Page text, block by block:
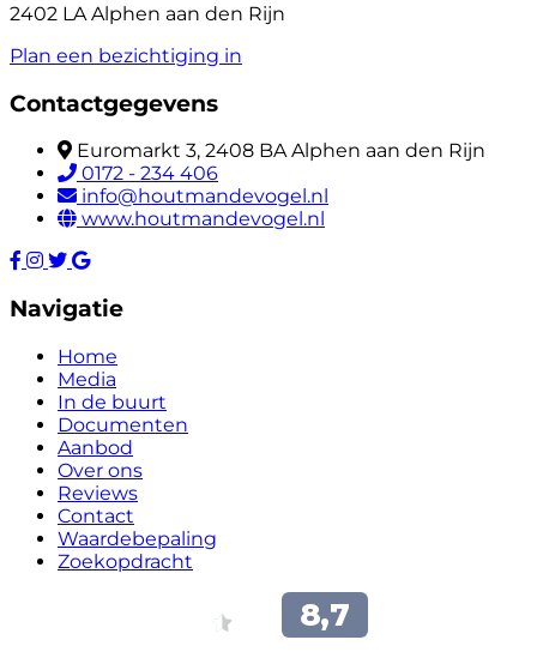
2402 LA Alphen aan den Rijn
Plan een bezichtiging in
Contactgegevens
Euromarkt 3, 2408 BA Alphen aan den Rijn
0172 - 234 406
info@houtmandevogel.nl
www.houtmandevogel.nl
Navigatie
Home
Media
In de buurt
Documenten
Aanbod
Over ons
Reviews
Contact
Waardebepaling
Zoekopdracht